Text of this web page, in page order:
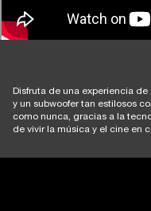
Disfruta de una experiencia
y un subwoofer tan estilosos
como nunca, gracias a la
de vivir la música y el cine en